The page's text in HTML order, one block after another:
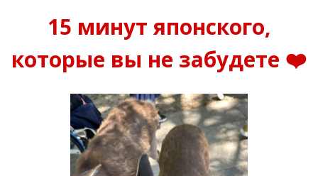
15 минут японского,
которые вы не забудете ❤️